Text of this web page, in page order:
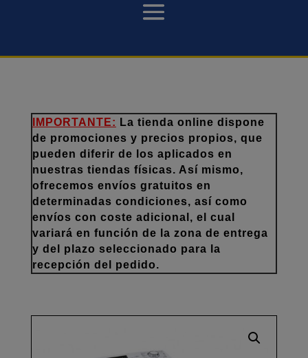
IMPORTANTE: La tienda online dispone
de promociones y precios propios, que
pueden diferir de los aplicados en
nuestras tiendas físicas. Así mismo,
ofrecemos envíos gratuitos en
determinadas condiciones, así como
envíos con coste adicional, el cual
variará en función de la zona de entrega
y del plazo seleccionado para la
recepción del pedido.